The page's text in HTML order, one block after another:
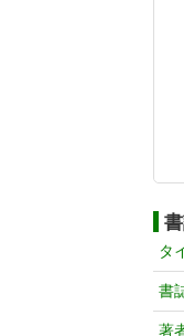
タ
書
著